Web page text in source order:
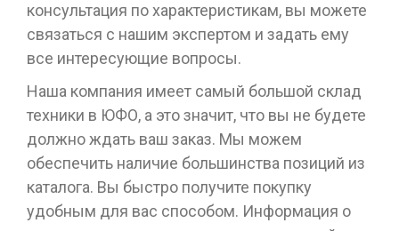
консультация по характеристикам, вы можете
связаться с нашим экспертом и задать ему
все интересующие вопросы.
Наша компания имеет самый большой склад
техники в ЮФО, а это значит, что вы не будете
должно ждать ваш заказ. Мы можем
обеспечить наличие большинства позиций из
каталога. Вы быстро получите покупку
удобным для вас способом. Информация о